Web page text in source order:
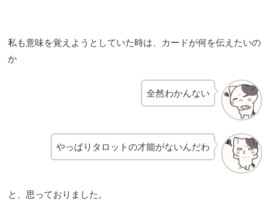
私も意味を覚えようとしていた時は、カードが何を伝えたいの
か
全然わかんない
やっぱりタロットの才能がないんだわ
と、思っておりました。